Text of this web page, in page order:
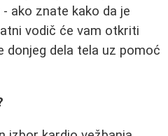
ako znate kako da je
vodič će vam otkriti
dela tela uz pomoć